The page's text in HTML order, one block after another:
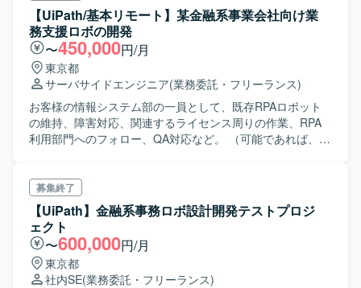
【UiPath/基本リモート】某金融系事業会社向け業
務支援ロボの開発
〜450,000円/月
東京都
サーバサイドエンジニア(業務委託・フリーランス)
お客様の情報システム部の一員として、既存RPAロボット
の維持、障害対応、関連するライセンス周りの作業、RPA
利用部門へのフォロー、QA対応など。 （可能であれば、で
募集終了
【UiPath】金融系事務ロボ設計開発テストプロジ
ェクト
〜600,000円/月
東京都
社内SE(業務委託・フリーランス)